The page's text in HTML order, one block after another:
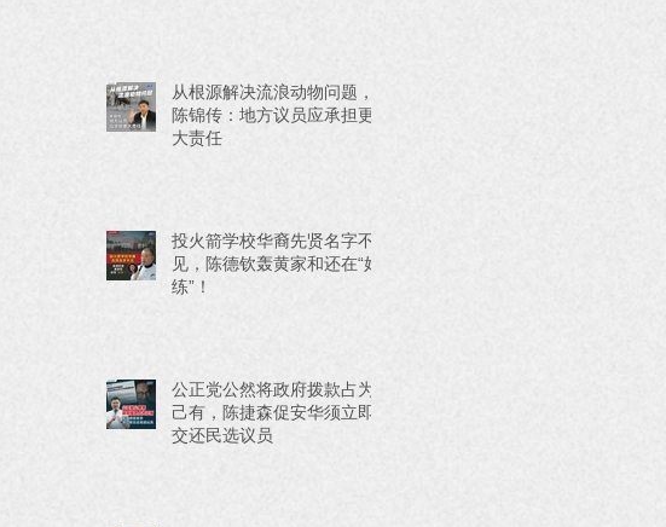
从根源解决流浪动物问题，
陈锦传：地方议员应承担更
大责任
投火箭学校华裔先贤名字不
见，陈德钦轰黄家和还在“好
练”！
公正党公然将政府拨款占为
己有，陈捷森促安华须立即
交还民选议员